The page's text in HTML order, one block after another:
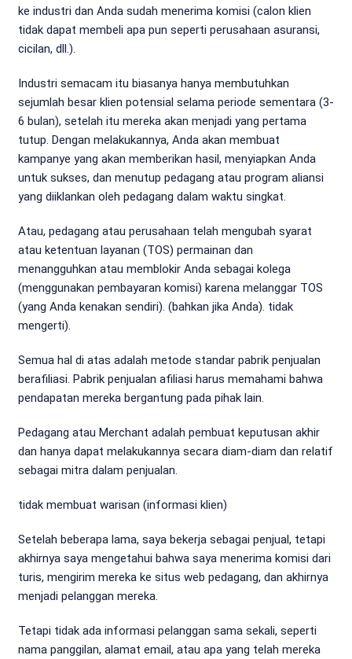
ke industri dan Anda sudah menerima komisi (calon klien
tidak dapat membeli apa pun seperti perusahaan asuransi,
cicilan, dll.).
Industri semacam itu biasanya hanya membutuhkan
sejumlah besar klien potensial selama periode sementara (3-
6 bulan), setelah itu mereka akan menjadi yang pertama
tutup. Dengan melakukannya, Anda akan membuat
kampanye yang akan memberikan hasil, menyiapkan Anda
untuk sukses, dan menutup pedagang atau program aliansi
yang diiklankan oleh pedagang dalam waktu singkat.
Atau, pedagang atau perusahaan telah mengubah syarat
atau ketentuan layanan (TOS) permainan dan
menangguhkan atau memblokir Anda sebagai kolega
(menggunakan pembayaran komisi) karena melanggar TOS
(yang Anda kenakan sendiri). (bahkan jika Anda). tidak
mengerti).
Semua hal di atas adalah metode standar pabrik penjualan
berafiliasi. Pabrik penjualan afiliasi harus memahami bahwa
pendapatan mereka bergantung pada pihak lain.
Pedagang atau Merchant adalah pembuat keputusan akhir
dan hanya dapat melakukannya secara diam-diam dan relatif
sebagai mitra dalam penjualan.
tidak membuat warisan (informasi klien)
Setelah beberapa lama, saya bekerja sebagai penjual, tetapi
akhirnya saya mengetahui bahwa saya menerima komisi dari
turis, mengirim mereka ke situs web pedagang, dan akhirnya
menjadi pelanggan mereka.
Tetapi tidak ada informasi pelanggan sama sekali, seperti
nama panggilan, alamat email, atau apa yang telah mereka